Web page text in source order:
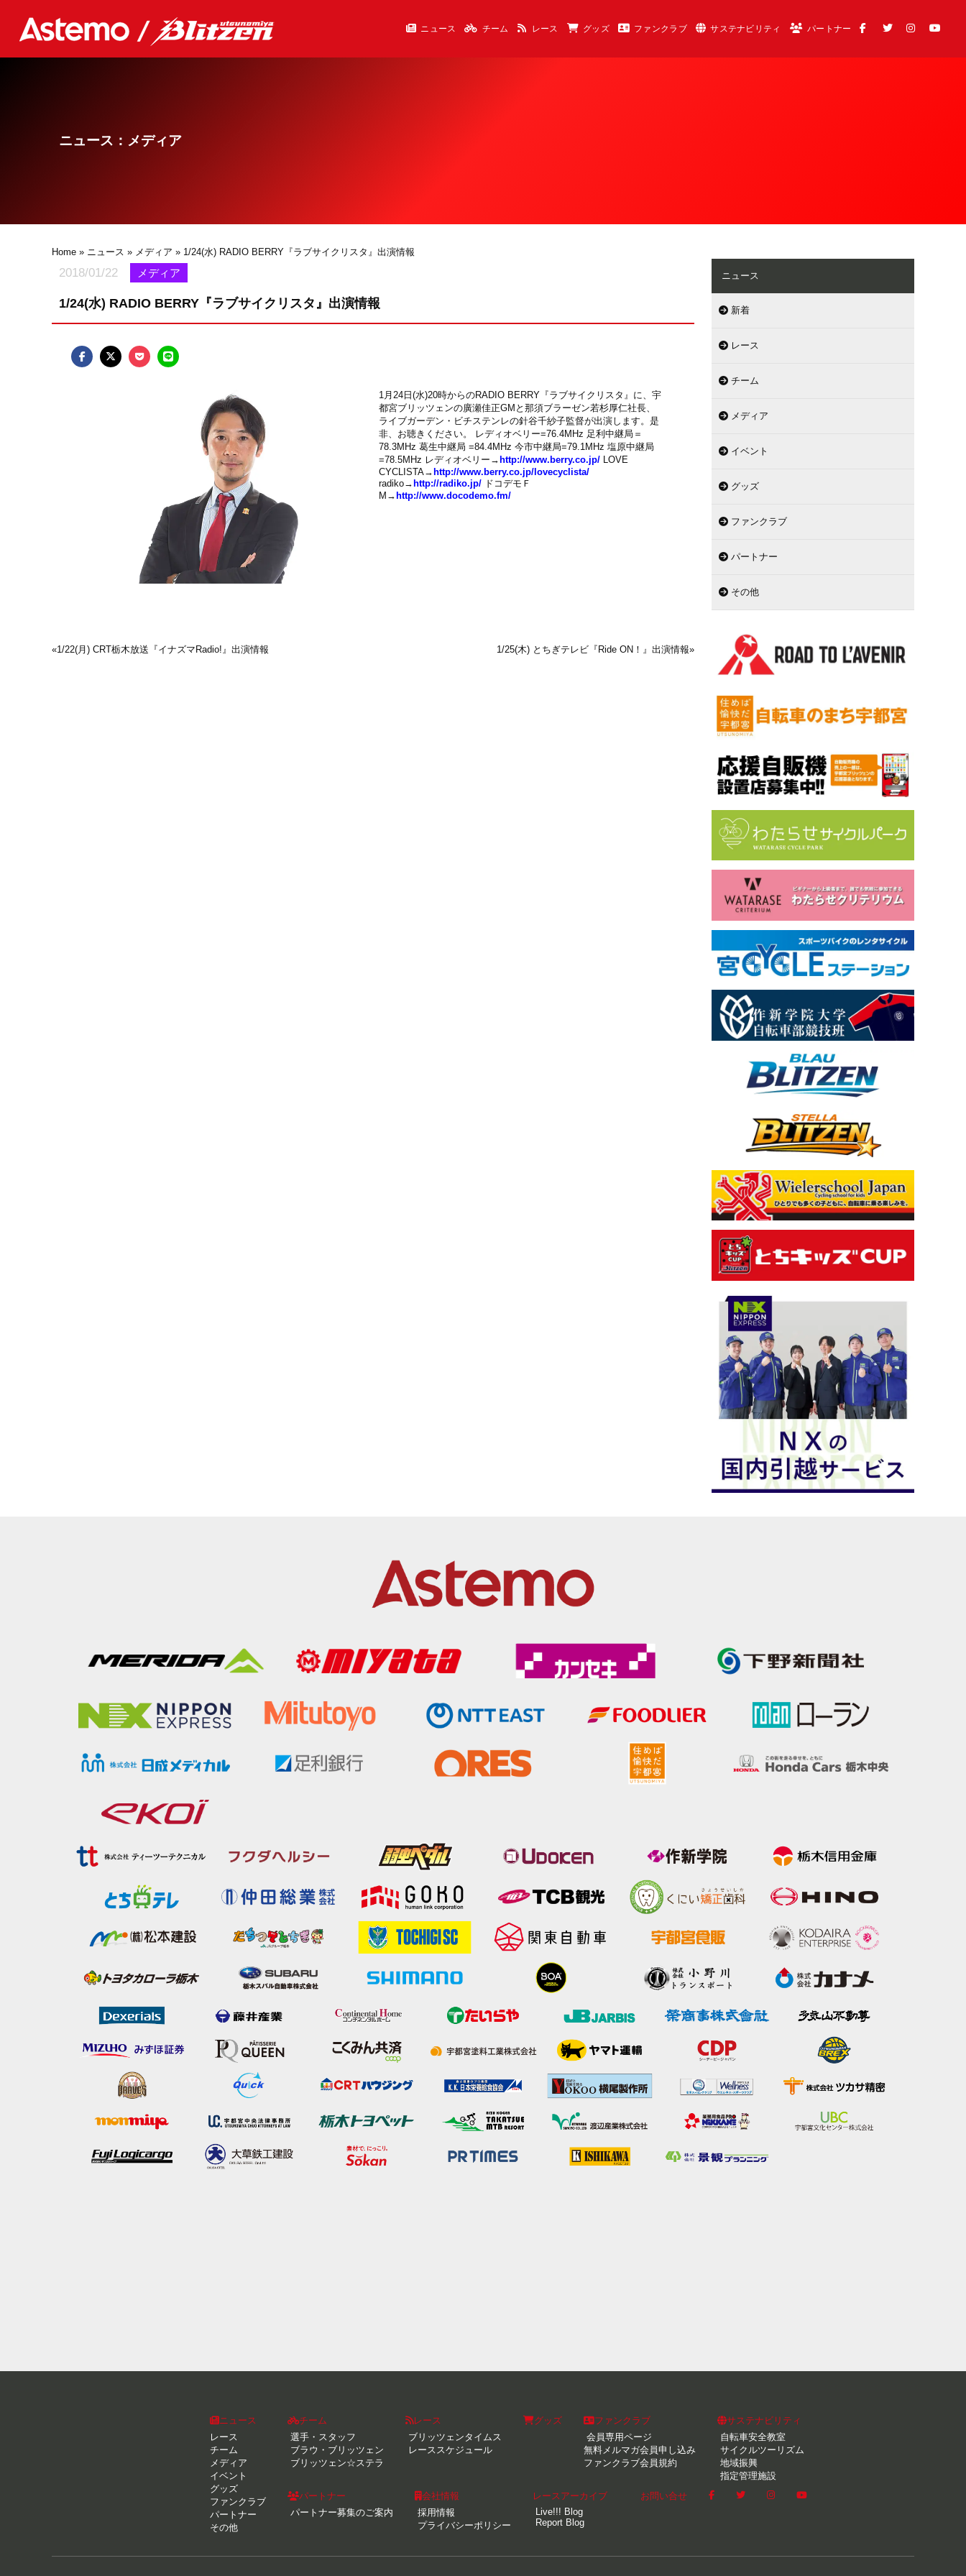
ニュース チーム レース グッズ ファンクラブ サステナビリティ パートナー
ニュース：メディア
Home » ニュース » メディア » 1/24(水) RADIO BERRY『ラブサイクリスタ』出演情報
2018/01/22 メディア
1/24(水) RADIO BERRY『ラブサイクリスタ』出演情報
1月24日(水)20時からのRADIO BERRY『ラブサイクリスタ』に、宇
都宮ブリッツェンの廣瀬佳正GMと那須ブラーゼン若杉厚仁社長、
ライブガーデン・ビチステンレの針谷千紗子監督が出演します。是
非、お聴きください。 レディオベリー=76.4MHz 足利中継局＝
78.3MHz 葛生中継局 =84.4MHz 今市中継局=79.1MHz 塩原中継局
=78.5MHz レディオベリー→ http://www.berry.co.jp/ LOVE
CYCLISTA→ http://www.berry.co.jp/lovecyclista/
radiko→ http://radiko.jp/ ドコデモＦ
M→ http://www.docodemo.fm/
«1/22(月) CRT栃木放送『イナズマRadio!』出演情報 1/25(木) とちぎテレビ『Ride ON！』出演情報»
ニュース
新着
レース
チーム
メディア
イベント
グッズ
ファンクラブ
パートナー
その他
ニュース
レース
チーム
メディア
イベント
グッズ
ファンクラブ
パートナー
その他
チーム
選手・スタッフ
ブラウ・ブリッツェン
ブリッツェン☆ステラ
レース
ブリッツェンタイムス
レーススケジュール
グッズ
ファンクラブ
会員専用ページ
無料メルマガ会員申し込み
ファンクラブ会員規約
サステナビリティ
自転車安全教室
サイクルツーリズム
地域振興
指定管理施設
パートナー
パートナー募集のご案内
会社情報
採用情報
プライバシーポリシー
レースアーカイブ
Live!!! Blog
Report Blog
お問い合せ